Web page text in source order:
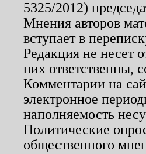
5325/2012)
Мнения авторов
вступает в
Редакция не несет
них ответственны,
Комментарии на
электронное
наполняемость
Политические
общественного